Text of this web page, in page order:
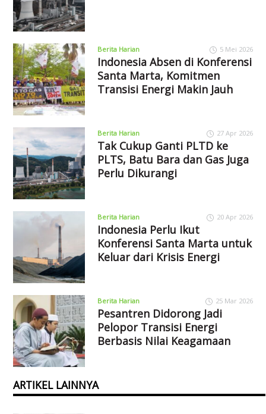
Berita Harian 5 Mei 2026
Indonesia Absen di Konferensi
Santa Marta, Komitmen
Transisi Energi Makin Jauh
Berita Harian 27 Apr 2026
Tak Cukup Ganti PLTD ke
PLTS, Batu Bara dan Gas Juga
Perlu Dikurangi
Berita Harian 20 Apr 2026
Indonesia Perlu Ikut
Konferensi Santa Marta untuk
Keluar dari Krisis Energi
Berita Harian 25 Mar 2026
Pesantren Didorong Jadi
Pelopor Transisi Energi
Berbasis Nilai Keagamaan
ARTIKEL LAINNYA